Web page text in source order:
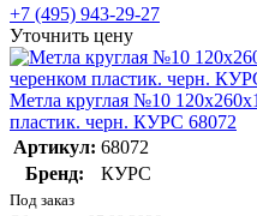
+7 (495) 943-29-27
Уточнить цену
Метла круглая №10
пластик. черн. КУРС 68072
Артикул: 68072
Бренд:
КУРС
Под заказ